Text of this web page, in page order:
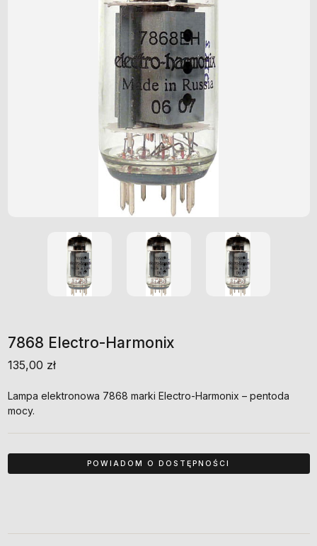
7868 Electro-Harmonix
135,00 zł
Lampa elektronowa 7868 marki Electro-Harmonix – pentoda
mocy.